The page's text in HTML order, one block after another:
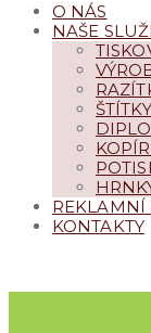
O NÁS
NAŠE
REKLAMNÍ
KONTAKTY